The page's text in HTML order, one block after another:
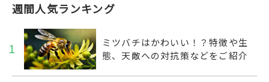
週間人気ランキング
1
ミツバチはかわいい！？特徴や生
態、天敵への対抗策などをご紹介